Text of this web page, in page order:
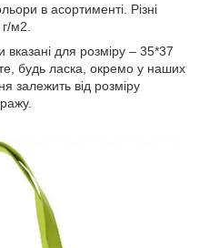
в асортименті. Різні
м2.
вказані для розміру – 35*37
будь ласка, окремо у наших
залежить від розміру